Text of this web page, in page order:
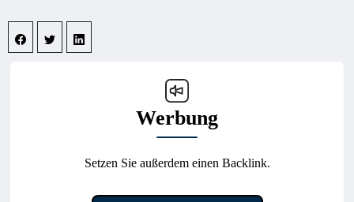
Werbung
Setzen Sie außerdem einen Backlink.